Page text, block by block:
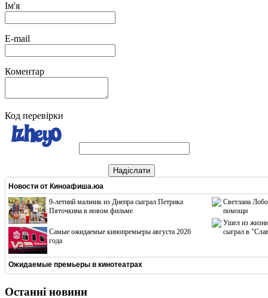
Ім'я
E-mail
Коментар
Код перевірки
Надіслати
Новости от Киноафиша.юа
9-летний мальчик из Днепра сыграл Петрика
Пяточкина в новом фильме
Cамые ожидаемые кинопремьеры августа 2026
года
Светлана
помощи
Ушел из жизни
сыграл в
Ожидаемые премьеры в кинотеатрах
Останні новини